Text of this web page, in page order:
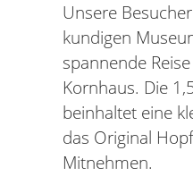
Unsere
kundigen
spannende
Kornhaus. Die
beinhaltet eine
das Original
Mitnehmen.